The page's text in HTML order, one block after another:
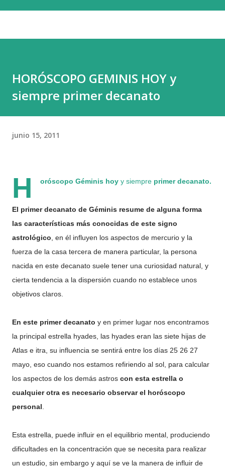
y el 0,01 % , una élite diminuta, acumula fortunas capaces
de decidir el destino de países enteros. El capital en sí
poder que, a diferencia del capital productivo, no levanta ni
HORÓSCOPO GEMINIS HOY y
siempre primer decanato
junio 15, 2011
H oróscopo Géminis hoy y siempre primer decanato.
El primer decanato de Géminis resume de alguna forma
las características más conocidas de este signo
astrológico , en él influyen los aspectos de mercurio y la
fuerza de la casa tercera de manera particular, la persona
nacida en este decanato suele tener una curiosidad natural, y
cierta tendencia a la dispersión cuando no establece unos
objetivos claros.
En este primer decanato y en primer lugar nos encontramos
la principal estrella hyades, las hyades eran las siete hijas de
Atlas e itra, su influencia se sentirá entre los días 25 26 27
mayo, eso cuando nos estamos refiriendo al sol, para calcular
los aspectos de los demás astros con esta estrella o
cualquier otra es necesario observar el horóscopo
personal
Esta estrella, puede influir en el equilibrio mental, produciendo
dificultades en la concentración que se necesita para realizar
un estudio, sin embargo y aquí se ve la manera de influir de